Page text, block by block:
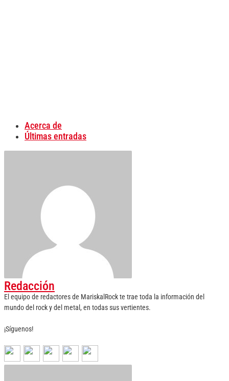
Acerca de
Últimas entradas
Redacción
El equipo de redactores de MariskalRock te trae toda la información del
mundo del rock y del metal, en todas sus vertientes.
¡Síguenos!